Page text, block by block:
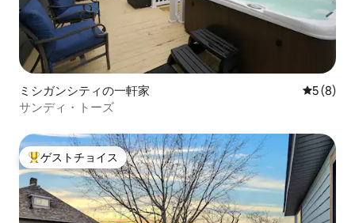
ミシガンシティの一軒家 レビュー
5 (8)
サンディ・トーズ
大好評のゲストチョイスです。
ゲストチョイス